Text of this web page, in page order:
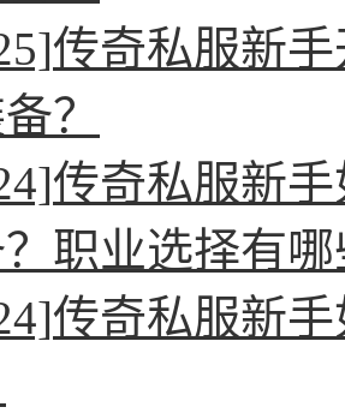
传奇私服新
？
传奇私服新
职业选择有
传奇私服新